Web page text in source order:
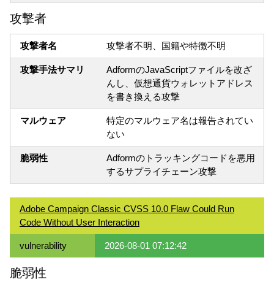
攻撃者
攻撃者名 攻撃者不明、国籍や特徴不明
攻撃手法サマリ
AdformのJavaScriptファイルを改ざ
んし、仮想通貨ウォレットアドレス
を書き換える攻撃
マルウェア
特定のマルウェア名は報告されてい
ない
脆弱性
Adformのトラッキングコードを悪用
するサプライチェーン攻撃
Adobe Campaign Classic CVSS 10.0 Flaw Could Run
Code Without User Interaction
vulnerability 2026-08-01 07:12:42
脆弱性